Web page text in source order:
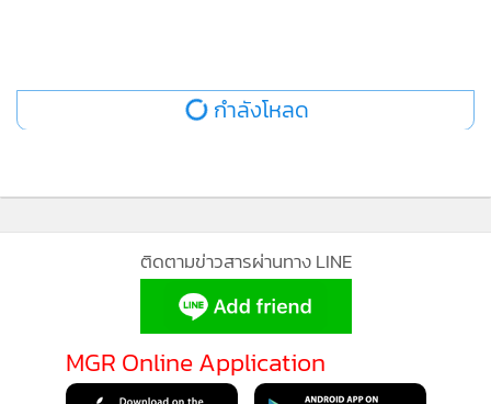
กำลังโหลด
ติดตามข่าวสารผ่านทาง LINE
MGR Online Application